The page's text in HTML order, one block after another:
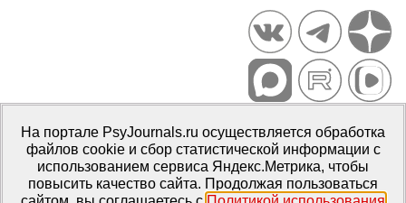
Портал психологических изданий PsyJournals.ru, 2007–2026
Правила использования материалов
Свидетельство регистрации СМИЭл № ФС77-66447 от 14 июля
2016 г.
На портале PsyJournals.ru осуществляется обработка
файлов cookie и сбор статистической информации с
использованием сервиса Яндекс.Метрика, чтобы
повысить качество сайта. Продолжая пользоваться